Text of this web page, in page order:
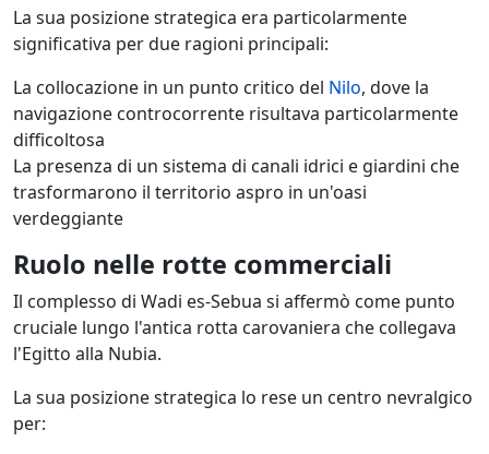
La sua posizione strategica era particolarmente
significativa per due ragioni principali:
La collocazione in un punto critico del Nilo, dove la
navigazione controcorrente risultava particolarmente
difficoltosa
La presenza di un sistema di canali idrici e giardini che
trasformarono il territorio aspro in un'oasi
verdeggiante
Ruolo nelle rotte commerciali
Il complesso di Wadi es-Sebua si affermò come punto
cruciale lungo l'antica rotta carovaniera che collegava
l'Egitto alla Nubia.
La sua posizione strategica lo rese un centro nevralgico
per: